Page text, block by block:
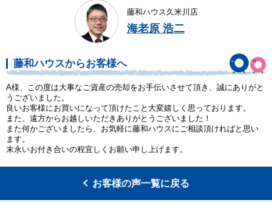
藤和ハウス久米川店
海老原 浩二
藤和ハウスからお客様へ
A様、この度は大事なご資産の売却をお手伝いさせて頂き、誠にありがと
うございました。
良いお客様にお買いになって頂けたこと大変嬉しく思っております。
また、遠方からお越しいただきありがとうございました！
また何かございましたら、お気軽に藤和ハウスにご相談頂ければと思い
ます。
末永いお付き合いの程宜しくお願い申し上げます。
お客様の声一覧に戻る